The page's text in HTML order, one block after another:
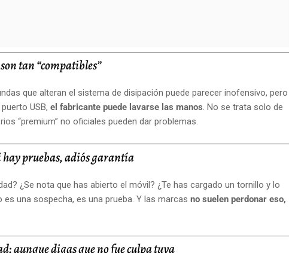
tan “compatibles”
que alteran el sistema de disipación puede parecer inofensivo, pero
USB, el fabricante puede lavarse las manos. No se trata solo de
“premium” no oficiales pueden dar problemas.
pruebas, adiós garantía
¿Se nota que has abierto el móvil? ¿Te has cargado un tornillo y lo
una sospecha, es una prueba. Y las marcas no suelen perdonar eso,
aunque digas que no fue culpa tuya